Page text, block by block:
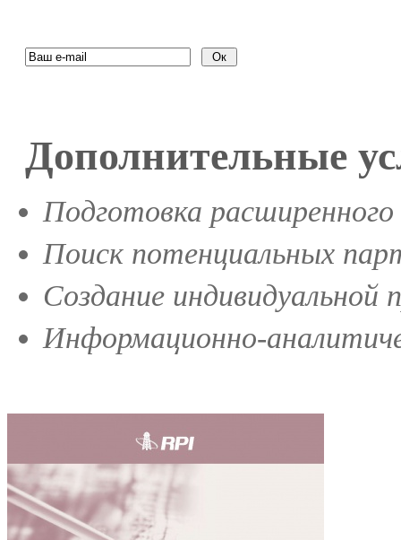
Дополнительные
Подготовка
Поиск потенциальных
Создание индивидуальной
Информационно-